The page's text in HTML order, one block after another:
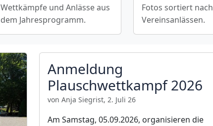
Wettkämpfe und Anlässe aus
dem Jahresprogramm.
Fotos sortiert nach
Vereinsanlässen.
Anmeldung
Plauschwettkampf 2026
von Anja Siegrist, 2. Juli 26
Am Samstag, 05.09.2026, organisieren die